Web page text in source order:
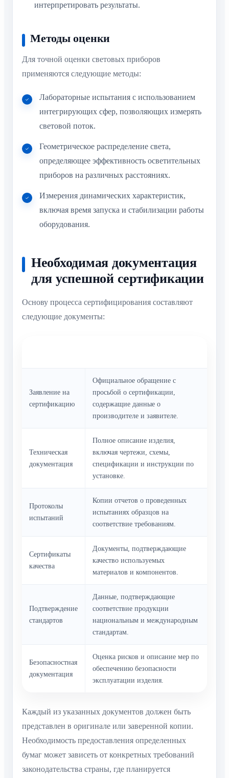
интерпретировать результаты.
Методы оценки
Для точной оценки световых приборов
применяются следующие методы:
Лабораторные испытания с использованием
интегрирующих сфер, позволяющих измерять
световой поток.
Геометрическое распределение света,
определяющее эффективность осветительных
приборов на различных расстояниях.
Измерения динамических характеристик,
включая время запуска и стабилизации работы
оборудования.
Необходимая документация
для успешной сертификации
Основу процесса сертифицирования составляют
следующие документы:
Заявление на
сертификацию
Официальное обращение с
просьбой о сертификации,
содержащие данные о
производителе и заявителе.
Техническая
документация
Полное описание изделия,
включая чертежи, схемы,
спецификации и инструкции по
установке.
Протоколы
испытаний
Копии отчетов о проведенных
испытаниях образцов на
соответствие требованиям.
Сертификаты
качества
Документы, подтверждающие
качество используемых
материалов и компонентов.
Подтверждение
стандартов
Данные, подтверждающие
соответствие продукции
национальным и международным
стандартам.
Безопасностная
документация
Оценка рисков и описание мер по
обеспечению безопасности
эксплуатации изделия.
Каждый из указанных документов должен быть
представлен в оригинале или заверенной копии.
Необходимость предоставления определенных
бумаг может зависеть от конкретных требований
законодательства страны, где планируется